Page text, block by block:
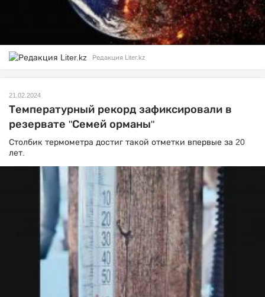
Редакция Liter.kz
21.02.2024
Температурный рекорд зафиксировали в
резервате "Семей орманы"
Столбик термометра достиг такой отметки впервые за 20
лет.